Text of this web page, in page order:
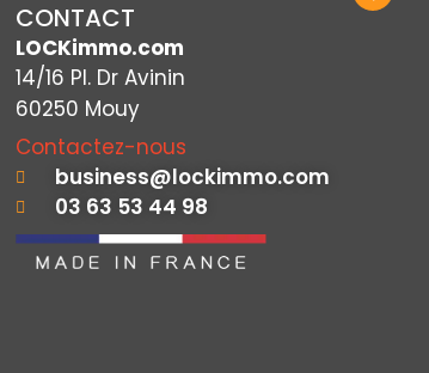
CONTACT
LOCKimmo.com
14/16 Pl. Dr Avinin
60250 Mouy
Contactez-nous
business@lockimmo.com
03 63 53 44 98